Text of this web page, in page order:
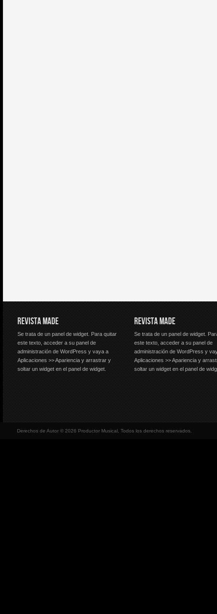
REVISTA MADE
Se trata de un panel de widget. Para quitar
este texto, acceder a su panel de
administración de WordPress y vaya a
Aplicaciones >> Apariencia y arrastrar y
soltar un widget en el panel de widget.
REVISTA MADE
Se trata de un panel de widget.
este texto, acceder a su panel de
administración de WordPress y
Aplicaciones >> Apariencia y
soltar un widget en el panel de
Derechos de Autor © 2026 Productor Musical, Todos los derechos reservados.